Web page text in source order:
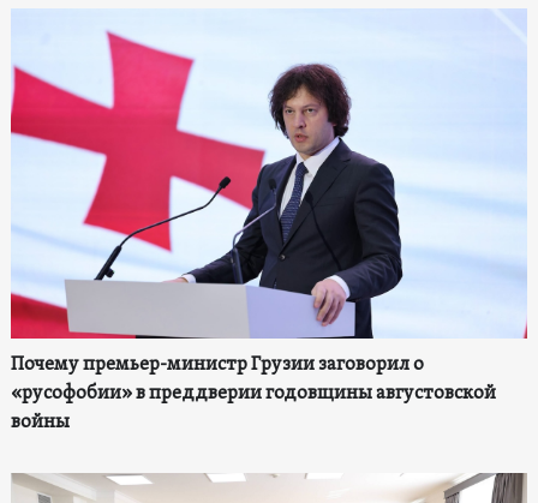
Почему премьер-министр Грузии заговорил о
«русофобии» в преддверии годовщины августовской
войны